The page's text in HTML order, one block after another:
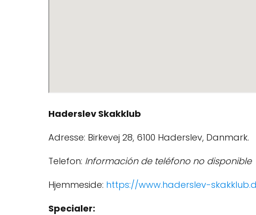
Haderslev Skakklub
Adresse: Birkevej 28, 6100 Haderslev, Danmark.
Telefon: Información de teléfono no disponible
Hjemmeside: https://www.haderslev-
Specialer: